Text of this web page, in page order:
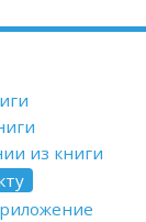
из книги